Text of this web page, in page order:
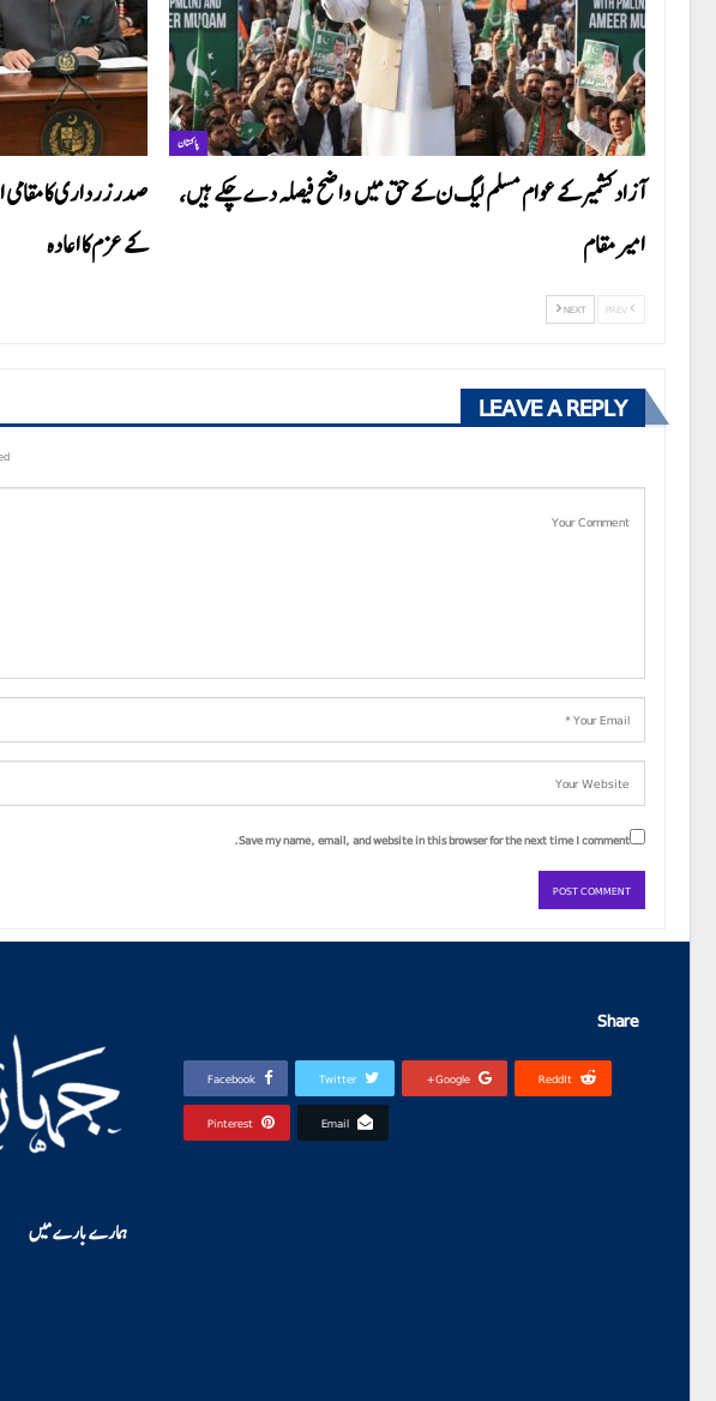
صدر زرداری کا
کے عزم کا اعادہ
پاکستان
آزاد کشمیر کے عوام مسلم لیگ ن کے حق میں واضح فیصلہ دے چکے ہیں،
امیر مقام
NEXT
LEAVE A REPLY
Save my name, email, and website in this browser for the next time I comment.
ہمارے بارے میں
Share
Facebook Twitter Google+ ReddIt
Pinterest Email